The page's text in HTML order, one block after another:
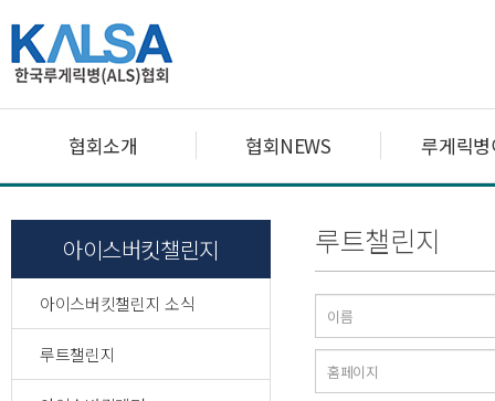
협회소개 협회NEWS 루게릭
아이스버킷챌린지
아이스버킷챌린지 소식
루트챌린지
루트챌린지